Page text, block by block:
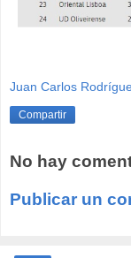
Juan Carlos
Compartir
No hay
Publicar un